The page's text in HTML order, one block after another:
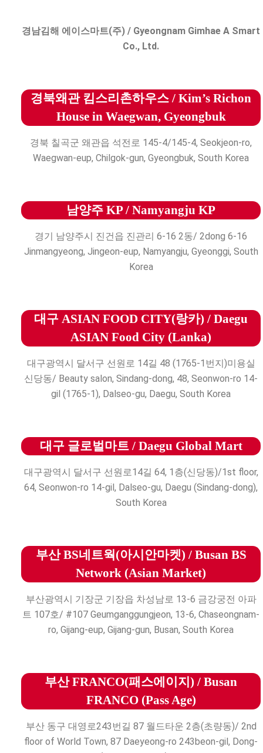
경남김해 에이스마트(주) / Gyeongnam Gimhae A Smart
Co., Ltd.
경북왜관 킴스리촌하우스 / Kim’s Richon
House in Waegwan, Gyeongbuk
경북 칠곡군 왜관읍 석전로 145-4/145-4, Seokjeon-ro,
Waegwan-eup, Chilgok-gun, Gyeongbuk, South Korea
남양주 KP / Namyangju KP
경기 남양주시 진건읍 진관리 6-16 2동/ 2dong 6-16
Jinmangyeong, Jingeon-eup, Namyangju, Gyeonggi, South
Korea
대구 ASIAN FOOD CITY(랑카) / Daegu
ASIAN Food City (Lanka)
대구광역시 달서구 선원로 14길 48 (1765-1번지)미용실
신당동/ Beauty salon, Sindang-dong, 48, Seonwon-ro 14-
gil (1765-1), Dalseo-gu, Daegu, South Korea
대구 글로벌마트 / Daegu Global Mart
대구광역시 달서구 선원로14길 64, 1층(신당동)/1st floor,
64, Seonwon-ro 14-gil, Dalseo-gu, Daegu (Sindang-dong),
South Korea
부산 BS네트웍(아시안마켓) / Busan BS
Network (Asian Market)
부산광역시 기장군 기장읍 차성남로 13-6 금강궁전 아파
트 107호/ #107 Geumganggungjeon, 13-6, Chaseongnam-
ro, Gijang-eup, Gijang-gun, Busan, South Korea
부산 FRANCO(패스에이지) / Busan
FRANCO (Pass Age)
부산 동구 대영로243번길 87 월드타운 2층(초량동)/ 2nd
floor of World Town, 87 Daeyeong-ro 243beon-gil, Dong-